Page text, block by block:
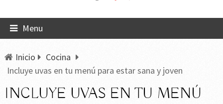
Menu
Inicio
Cocina
Incluye uvas en tu menú para estar sana y joven
INCLUYE UVAS EN TU MENÚ